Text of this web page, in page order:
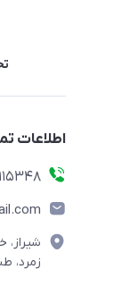
اطلاعات
زمرد،